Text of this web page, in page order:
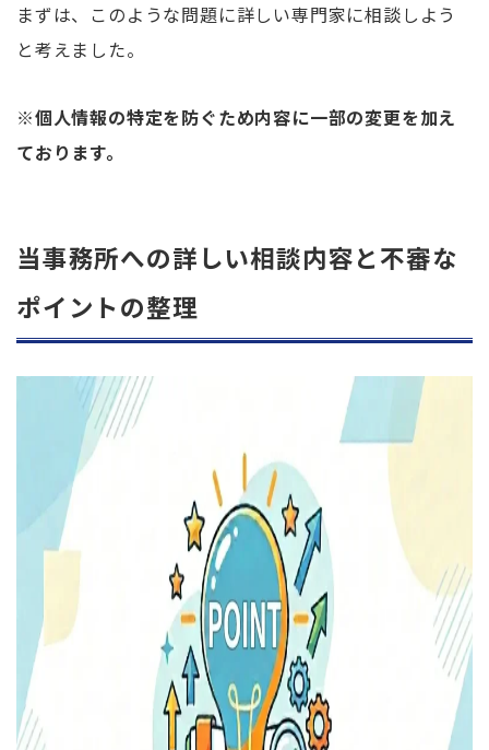
まずは、このような問題に詳しい専門家に相談しよう
と考えました。
※個人情報の特定を防ぐため内容に一部の変更を加え
ております。
当事務所への詳しい相談内容と不審な
ポイントの整理